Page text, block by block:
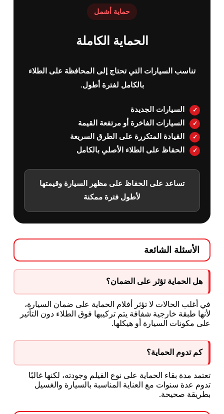
حماية أشمل
الحماية الكاملة
تناسب السيارات التي تحتاج إلى المحافظة على الطلاء
بالكامل لفترة أطول.
السيارات الجديدة
السيارات الفاخرة أو مرتفعة القيمة
القيادة المتكررة على الطرق السريعة
الحفاظ على الطلاء الأصلي بالكامل
تساعد على الحفاظ على مظهر السيارة وقيمتها
لأطول فترة ممكنة
الأسئلة الشائعة
هل الحماية تؤثر على الضمان؟
في أغلب الحالات لا تؤثر أفلام الحماية على ضمان السيارة،
لأنها طبقة خارجية شفافة يتم تركيبها فوق الطلاء دون التأثير
على مكونات السيارة أو هيكلها.
كم تدوم الحماية؟
تعتمد مدة بقاء الحماية على نوع الفيلم وجودته، لكنها غالبًا
تدوم عدة سنوات مع العناية المناسبة بالسيارة والغسيل
بطريقة صحيحة.